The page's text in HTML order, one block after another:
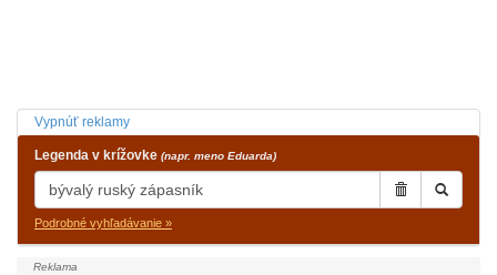
Vypnúť reklamy
Legenda v krížovke (napr. meno Eduarda)
Podrobné vyhľadávanie »